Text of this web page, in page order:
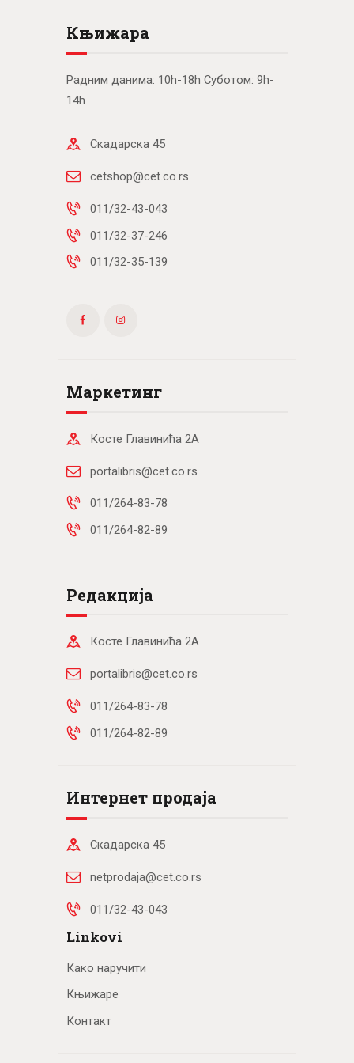
Књижара
Радним данима: 10h-18h Суботом: 9h-
14h
Скадарска 45
cetshop@cet.co.rs
011/32-43-043
011/32-37-246
011/32-35-139
Маркетинг
Косте Главинића 2А
portalibris@cet.co.rs
011/264-83-78
011/264-82-89
Редакција
Косте Главинића 2А
portalibris@cet.co.rs
011/264-83-78
011/264-82-89
Интернет продаја
Скадарска 45
netprodaja@cet.co.rs
011/32-43-043
Linkovi
Како наручити
Књижаре
Контакт